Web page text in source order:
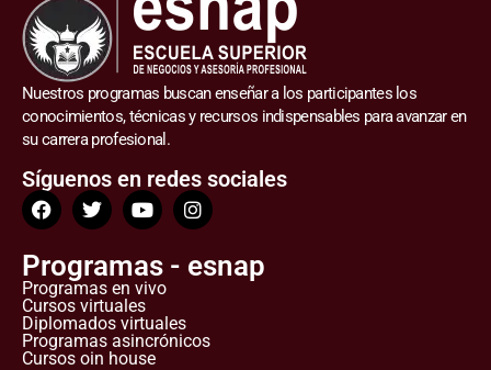
Nuestros programas buscan enseñar a los participantes los
conocimientos, técnicas y recursos indispensables para avanzar en
su carrera profesional.
Síguenos en redes sociales
Programas - esnap
Programas en vivo
Cursos virtuales
Diplomados virtuales
Programas asincrónicos
Cursos oin house